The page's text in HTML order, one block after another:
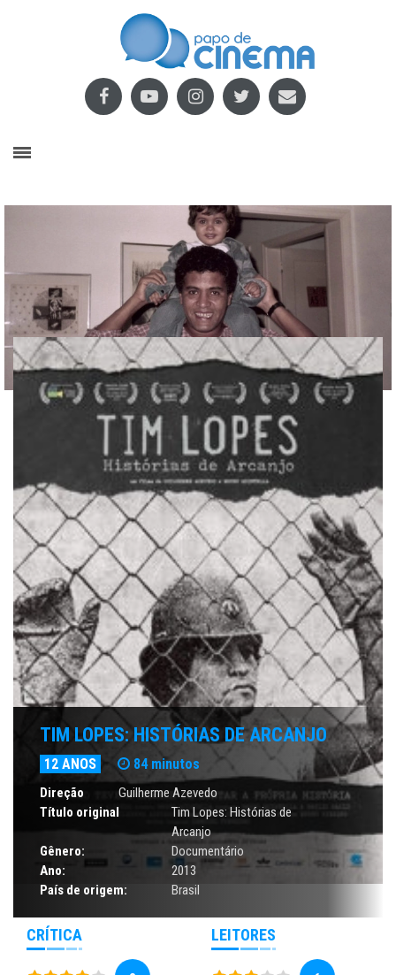
TIM LOPES: HISTÓRIAS DE ARCANJO
12 ANOS 84 minutos
Direção
Guilherme Azevedo
Título original
Tim Lopes: Histórias de
Arcanjo
Gênero:
Documentário
Ano:
2013
País de origem:
Brasil
CRÍTICA LEITORES